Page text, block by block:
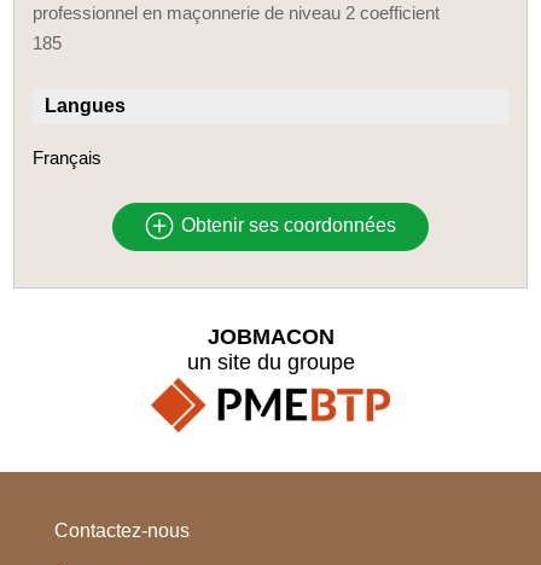
professionnel en maçonnerie de niveau 2 coefficient
185
Langues
Français
Obtenir ses coordonnées
JOBMACON
un site du groupe
Contactez-nous